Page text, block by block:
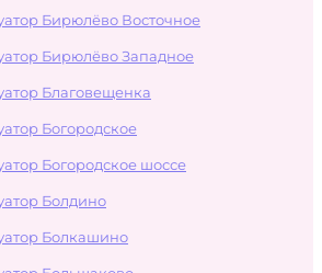
Бирюлёво Восточное
Бирюлёво Западное
Благовещенка
Богородское
Богородское шоссе
Болдино
Болкашино